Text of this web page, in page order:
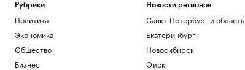
Рубрики
Политика
Экономика
Общество
Бизнес
Новости регионов
Санкт-Петербург и область
Екатеринбург
Новосибирск
Омск